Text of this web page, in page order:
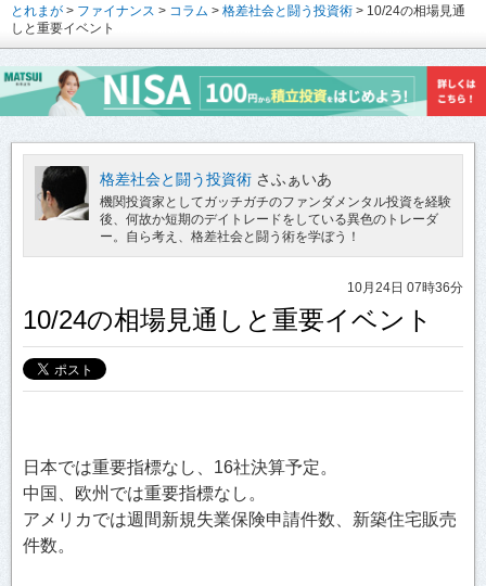
とれまが > ファイナンス > コラム > 格差社会と闘う投資術 > 10/24の相場見通
しと重要イベント
格差社会と闘う投資術 さふぁいあ
機関投資家としてガッチガチのファンダメンタル投資を経験
後、何故か短期のデイトレードをしている異色のトレーダ
ー。自ら考え、格差社会と闘う術を学ぼう！
10月24日 07時36分
10/24の相場見通しと重要イベント
日本では重要指標なし、16社決算予定。
中国、欧州では重要指標なし。
アメリカでは週間新規失業保険申請件数、新築住宅販売
件数。